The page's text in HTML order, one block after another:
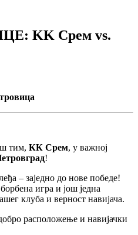
KK Срем vs.
тим, КК Срем, у важној
!
– заједно до нове победе!
игра и још једна
клуба и верност навијача.
расположење и навијачки